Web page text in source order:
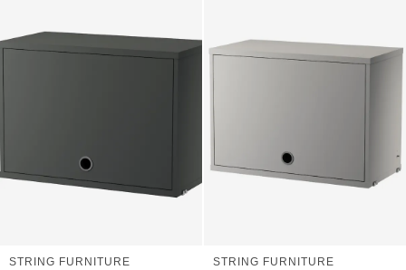
STRING FURNITURE STRING FURNITURE